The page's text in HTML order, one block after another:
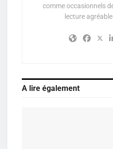
comme occasionnels
lecture
A lire également